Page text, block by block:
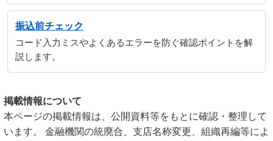
振込前チェック
コード入力ミスやよくあるエラーを防ぐ確認ポイントを解
説します。
掲載情報について
本ページの掲載情報は、公開資料等をもとに確認・整理して
います。 金融機関の統廃合、支店名称変更、組織再編等によ